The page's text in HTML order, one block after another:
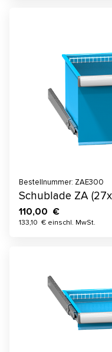
Bestellnummer: ZAE300
Schublade ZA
110,00 €
133,10 € einschl. MwSt.